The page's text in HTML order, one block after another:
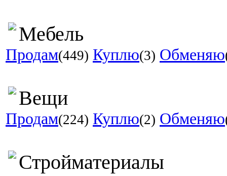
Мебель
Продам(449) Куплю(3) Обменяю
Вещи
Продам(224) Куплю(2) Обменяю
Стройматериалы